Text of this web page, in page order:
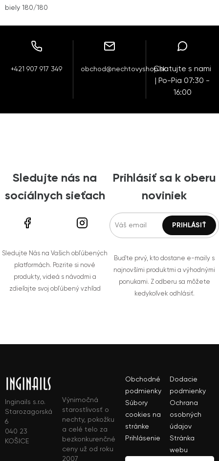
biely 180/180
+421 907 917 349 obchod@nechtovyshop.skChatujte s nami
| Po-Pia 07:30 -
16:00
Sledujte nás na
sociálnych sieťach
Sledujte Nás na Vašich obľúbených
platformách. Pozrite si nové
produkty, videá s návodmi a
zdieľajte svoj obľúbený vzhľad
Prihlásiť sa k oberu
noviniek
Buďte prvý, kto dostane e-maily s
najnovšími produktmi a výhodnými
ponukami. Z odberu sa môžete
kedykoľvek odhlásiť.
Inginails s.r.o.
Starozagorská
6
040 23
KOŠICE
Výnimočná
starostlivosť o
nechty, pokožku
a celé telo za
bezkonkurenčné
ceny už od roku
2007
Obchodné
podmienky
Dodacie
podmienky
Súbory
cookies na
stránke
Ochrana
osobných
údajov
Prihlásenie
Stránka
webu